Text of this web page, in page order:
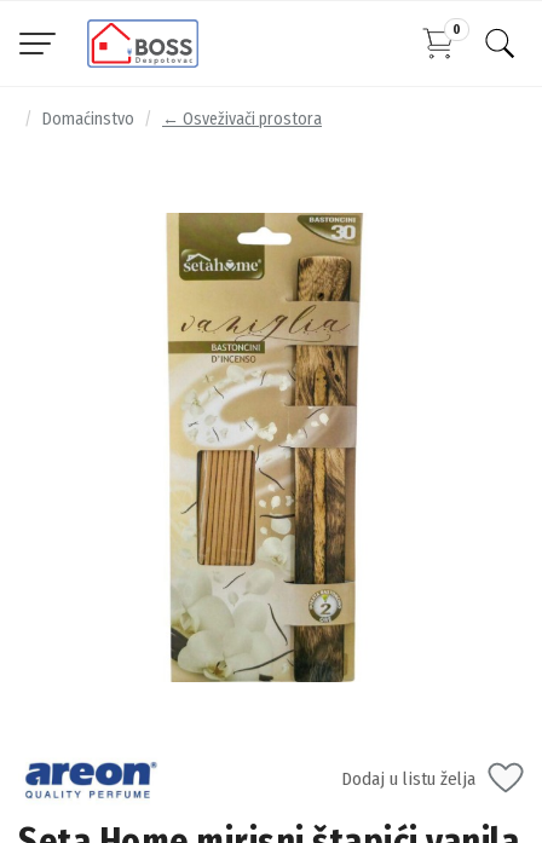
0
Domaćinstvo ← Osveživači prostora
Dodaj u listu želja